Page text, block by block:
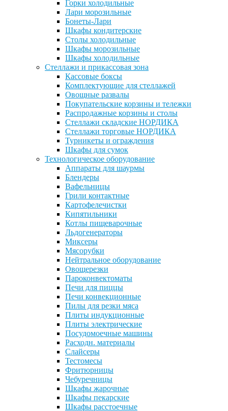
Горки холодильные
Лари морозильные
Бонеты-Лари
Шкафы кондитерские
Столы холодильные
Шкафы морозильные
Шкафы холодильные
Стеллажи и прикассовая зона
Кассовые боксы
Комплектующие для стеллажей
Овощные развалы
Покупательские корзины и тележки
Распродажные корзины и столы
Стеллажи складские НОРДИКА
Стеллажи торговые НОРДИКА
Турникеты и ограждения
Шкафы для сумок
Технологическое оборудование
Аппараты для шаурмы
Блендеры
Вафельницы
Грили контактные
Картофелечистки
Кипятильники
Котлы пищеварочные
Льдогенераторы
Миксеры
Мясорубки
Нейтральное оборудование
Овощерезки
Пароконвектоматы
Печи для пиццы
Печи конвекционные
Пилы для резки мяса
Плиты индукционные
Плиты электрические
Посудомоечные машины
Расходн. материалы
Слайсеры
Тестомесы
Фритюрницы
Чебуречницы
Шкафы жарочные
Шкафы пекарские
Шкафы расстоечные